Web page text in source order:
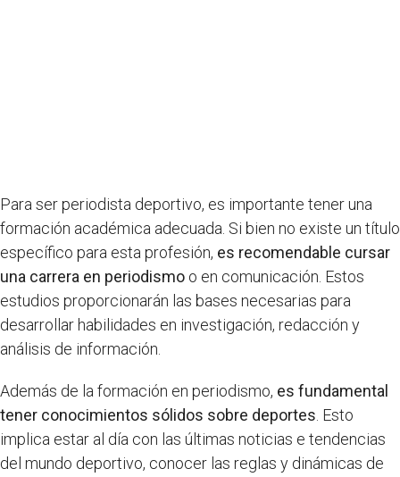
Para ser periodista deportivo, es importante tener una
formación académica adecuada. Si bien no existe un título
específico para esta profesión, es recomendable cursar
una carrera en periodismo o en comunicación. Estos
estudios proporcionarán las bases necesarias para
desarrollar habilidades en investigación, redacción y
análisis de información.
Además de la formación en periodismo, es fundamental
tener conocimientos sólidos sobre deportes . Esto
implica estar al día con las últimas noticias e tendencias
del mundo deportivo, conocer las reglas y dinámicas de